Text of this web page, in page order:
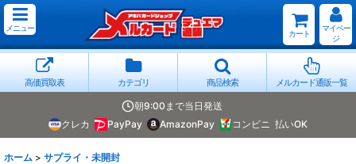
メニュー
カート
マイペー
ジ
高価買取表 カテゴリ 商品検索 メルカード通販一覧
朝9:00まで当日発送
クレカ
PayPay AmazonPay コンビニ 払いOK
ホーム > サプライ・未開封